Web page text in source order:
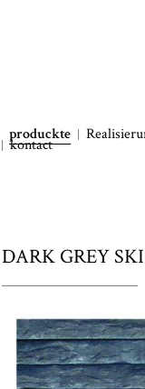
produckte
kontact
DARK GREY